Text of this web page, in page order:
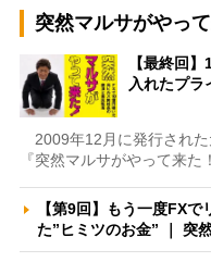
突然マルサがやって
【最終回
入れたプ
2009年12月に発行された
『突然マルサがやって来
【第9回】もう一度FX
た”ヒミツのお金” ｜ 突